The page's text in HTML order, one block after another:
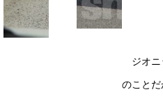
ジオニ
のこと